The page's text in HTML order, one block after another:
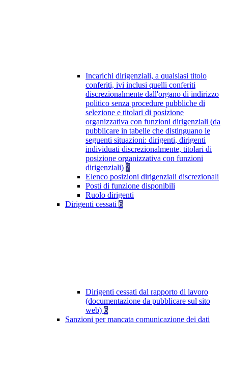
Incarichi dirigenziali, a qualsiasi titolo
conferiti, ivi inclusi quelli conferiti
discrezionalmente dall'organo di indirizzo
politico senza procedure pubbliche di
selezione e titolari di posizione
organizzativa con funzioni dirigenziali (da
pubblicare in tabelle che distinguano le
seguenti situazioni: dirigenti, dirigenti
individuati discrezionalmente, titolari di
posizione organizzativa con funzioni
dirigenziali) 7
Elenco posizioni dirigenziali discrezionali
Posti di funzione disponibili
Ruolo dirigenti
Dirigenti cessati 6
Dirigenti cessati dal rapporto di lavoro
(documentazione da pubblicare sul sito
web) 6
Sanzioni per mancata comunicazione dei dati